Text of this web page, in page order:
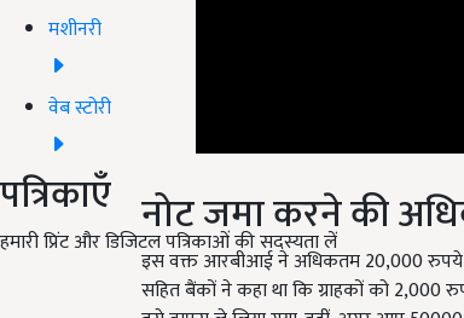
मशीनरी
वेब स्टोरी
पत्रिकाएँ
हमारी प्रिंट और डिजिटल पत्रिकाओं की सदस्यता लें
नोट जमा करने की
इस वक्त आरबीआई ने अधिकतम 20,000 रुपये
सहित बैंकों ने कहा था कि ग्राहकों को
इसे वापस ले लिया गया. वहीं, अगर आप